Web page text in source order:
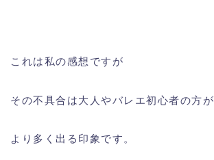
これは私の感想ですが
その不具合は大人やバレエ初心者の方が
より多く出る印象です。